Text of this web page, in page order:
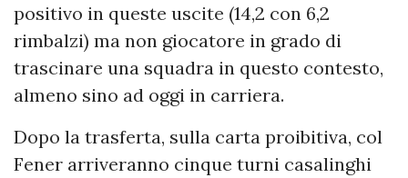
positivo in queste uscite (14,2 con 6,2
rimbalzi) ma non giocatore in grado di
trascinare una squadra in questo contesto,
almeno sino ad oggi in carriera.
Dopo la trasferta, sulla carta proibitiva, col
Fener arriveranno cinque turni casalinghi